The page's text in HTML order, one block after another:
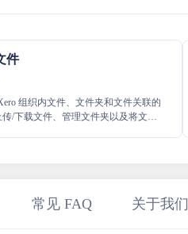
件
组织内文件、文件夹和文件关联的
/下载文件、管理文件夹以及将文件
常见 FAQ 关于我们